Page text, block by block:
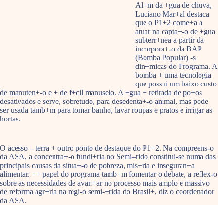
Al+m da +gua de chuva,
Luciano Mar+al destaca
que o P1+2 come+a a
atuar na capta+-o de +gua
subterr+nea a partir da
incorpora+-o da BAP
(Bomba Popular) -s
din+micas do Programa. A
bomba + uma tecnologia
que possui um baixo custo
de manuten+-o e + de f+cil manuseio. A +gua + retirada de po+os
desativados e serve, sobretudo, para desedenta+-o animal, mas pode
ser usada tamb+m para tomar banho, lavar roupas e pratos e irrigar as
hortas.
O acesso – terra + outro ponto de destaque do P1+2. Na compreens-o
da ASA, a concentra+-o fundi+ria no Semi–rido constitui-se numa das
principais causas da situa+-o de pobreza, mis+ria e inseguran+a
alimentar. ++ papel do programa tamb+m fomentar o debate, a reflex-o
sobre as necessidades de avan+ar no processo mais amplo e massivo
de reforma agr+ria na regi-o semi-+rida do Brasil+, diz o coordenador
da ASA.